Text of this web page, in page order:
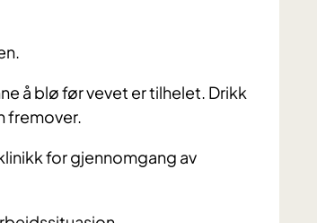
å blø før vevet er tilhelet. Drikk
fremover.
for gjennomgang av